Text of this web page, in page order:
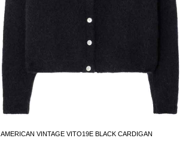
AMERICAN VINTAGE VITO19E BLACK CARDIGAN